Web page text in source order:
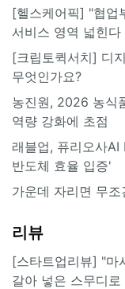
[헬스케어픽] "협업
서비스 영역 넓힌다
[크립토퀵서치] 디
무엇인가요?
농진원, 2026 농식
역량 강화에 초점
래블업, 퓨리오사AI
반도체 효율 입증'
가운데 자리면 무
리뷰
[스타트업리뷰] "마
갈아 넣은 스무디